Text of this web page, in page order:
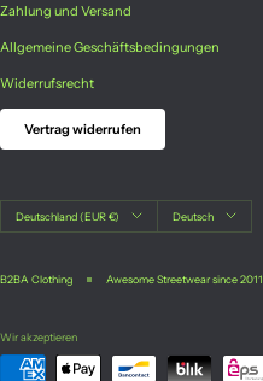
Zahlung und Versand
Allgemeine Geschäftsbedingungen
Widerrufsrecht
Vertrag widerrufen
Land/Region
Deutschland (EUR €) Sprache
Deutsch
B2BA Clothing Awesome Streetwear since 2011
Wir akzeptieren